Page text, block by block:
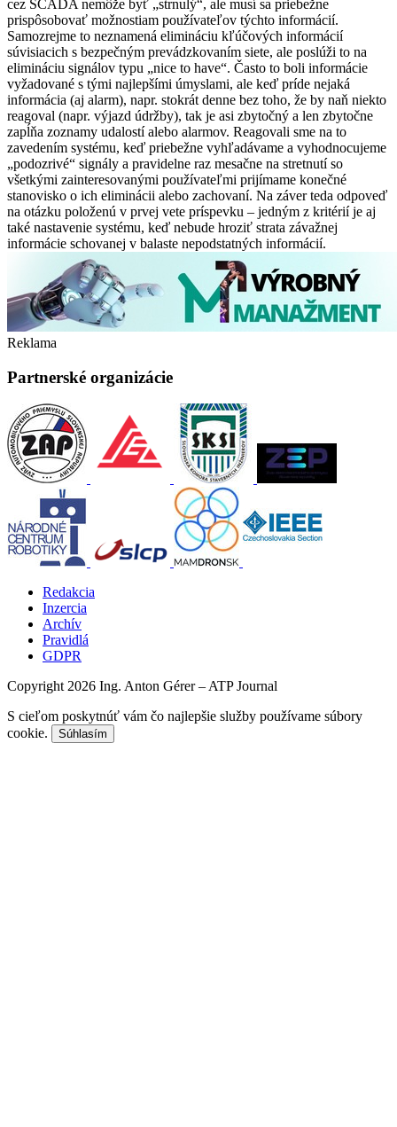
cez SCADA nemôže byť „strnulý“, ale musí sa priebežne
prispôsobovať možnostiam používateľov týchto informácií.
Samozrejme to neznamená elimináciu kľúčových informácií
súvisiacich s bezpečným prevádzkovaním siete, ale poslúži to na
elimináciu signálov typu „nice to have“. Často to boli informácie
vyžadované s tými najlepšími úmyslami, ale keď príde nejaká
informácia (aj alarm), napr. stokrát denne bez toho, že by naň niekto
reagoval (napr. výjazd údržby), tak je asi zbytočný a len zbytočne
zapĺňa zoznamy udalostí alebo alarmov. Reagovali sme na to
zavedením systému, keď priebežne vyhľadávame a vyhodnocujeme
„podozrivé“ signály a pravidelne raz mesačne na stretnutí so
všetkými zainteresovanými používateľmi prijímame konečné
stanovisko o ich eliminácii alebo zachovaní. Na záver teda odpoveď
na otázku položenú v prvej vete príspevku – jedným z kritérií je aj
také nastavenie systému, keď nebude hroziť strata závažnej
informácie schovanej v balaste nepodstatných informácií.
Reklama
Partnerské organizácie
Redakcia
Inzercia
Archív
Pravidlá
GDPR
Copyright 2026 Ing. Anton Gérer – ATP Journal
S cieľom poskytnúť vám čo najlepšie služby používame súbory
cookie.
Súhlasím